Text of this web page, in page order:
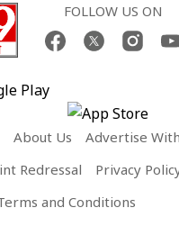
FOLLOW US ON
About Us
Advertise
Redressal
Privacy
and Conditions